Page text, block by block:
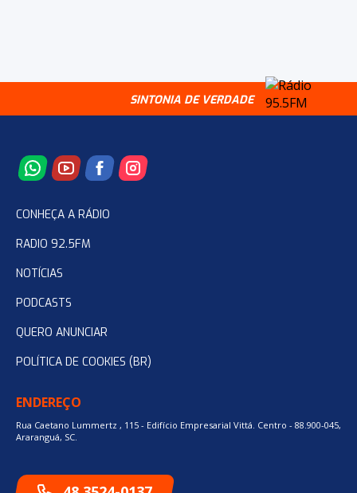
SINTONIA DE VERDADE
CONHEÇA A RÁDIO
RADIO 92.5FM
NOTÍCIAS
PODCASTS
QUERO ANUNCIAR
POLÍTICA DE COOKIES (BR)
ENDEREÇO
Rua Caetano Lummertz , 115 - Edifício Empresarial Vittá. Centro - 88.900-045,
Araranguá, SC.